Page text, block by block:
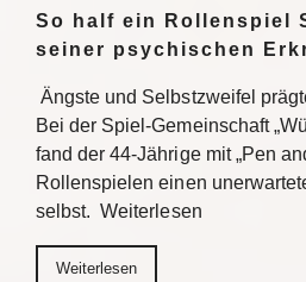
So half ein Rollenspiel
seiner psychischen
Ängste und Selbstzweifel
Bei der Spiel-Gemeinschaft
fand der 44-Jährige mit „Pen
Rollenspielen einen
selbst. Weiterlesen
Weiterlesen